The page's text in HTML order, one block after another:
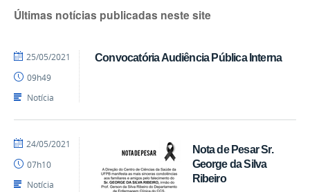
Últimas notícias publicadas neste site
Convocatória Audiência Pública Interna
por
CCS
publicado
25/05/2021
09h49
Notícia
Nota de Pesar Sr.
George da Silva
Ribeiro
por
Batista
publicado
24/05/2021
07h10
Notícia